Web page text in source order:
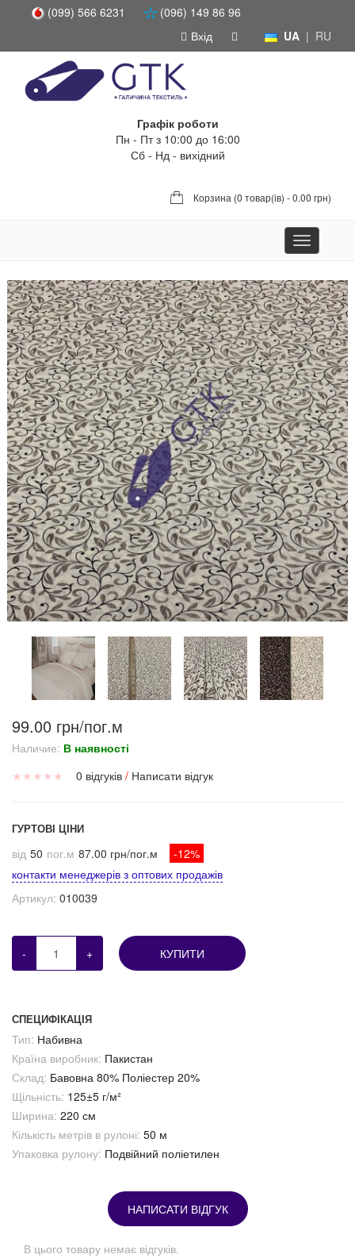
(099) 566 6231
(096) 149 86 96
UA | RU
Вхід
Графік роботи
Пн - Пт з 10:00 до 16:00
Сб - Нд - вихідний
Корзина (0 товар(ів) - 0.00 грн)
Toggle
navigation
99.00 грн/пог.м
Наличие: В наявності
★ ★ ★ ★ ★ 0 відгуків / Написати відгук
ГУРТОВІ ЦІНИ
від 50 пог.м 87.00 грн/пог.м
-12%
контакти менеджерів з оптових продажів
Артикул: 010039
- + КУПИТИ
СПЕЦИФІКАЦІЯ
Тип: Набивна
Країна виробник: Пакистан
Склад: Бавовна 80% Поліестер 20%
Щільність: 125±5 г/м²
Ширина: 220 см
Кількість метрів в рулоні: 50 м
Упаковка рулону: Подвійний поліетилен
НАПИСАТИ ВІДГУК
В цього товару немає відгуків.